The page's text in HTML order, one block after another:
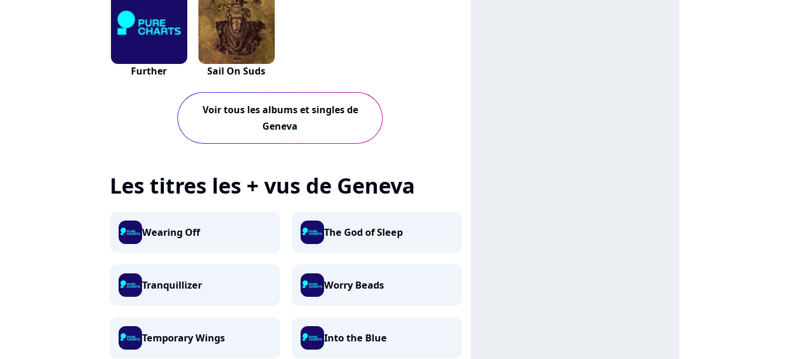
Further Sail On Suds
Voir tous les albums et singles de
Geneva
Les titres les + vus de Geneva
Wearing Off The God of Sleep
Tranquillizer Worry Beads
Temporary Wings Into the Blue